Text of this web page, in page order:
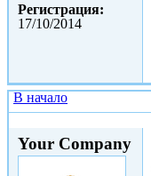
Регистрация:
17/10/2014
В начало
Your Company